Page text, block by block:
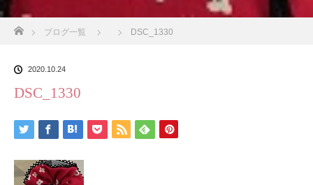
ブログ一覧 DSC_1330
2020.10.24
DSC_1330